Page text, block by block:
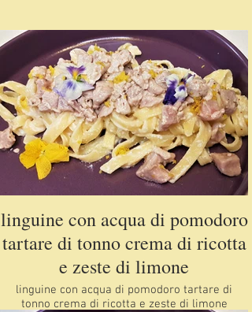
linguine con acqua di pomodoro
tartare di tonno crema di ricotta
e zeste di limone
linguine con acqua di pomodoro tartare di
tonno crema di ricotta e zeste di limone